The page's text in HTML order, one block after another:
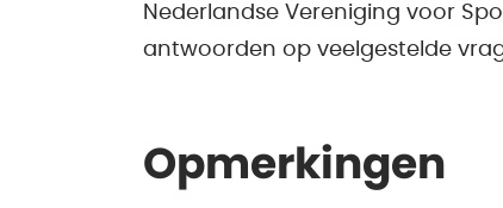
Nederlandse Vereniging voor
antwoorden op veelgestelde
Opmerkingen